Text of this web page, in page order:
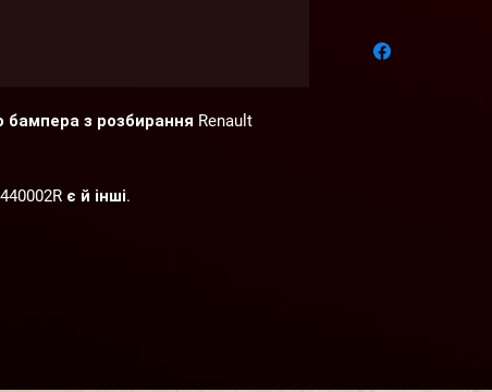
з розбирання Renault
є й інші.
автомобілів Renault